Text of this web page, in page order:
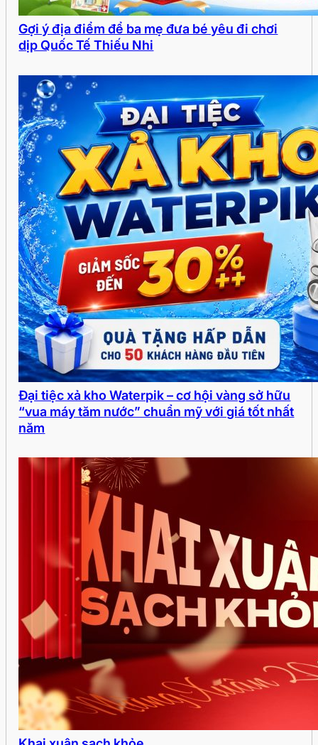
Gợi ý địa điểm để ba mẹ đưa bé yêu đi chơi
dịp Quốc Tế Thiếu Nhi
Đại tiệc xả kho Waterpik – cơ hội vàng sở hữu
“vua máy tăm nước” chuẩn mỹ với giá tốt nhất
năm